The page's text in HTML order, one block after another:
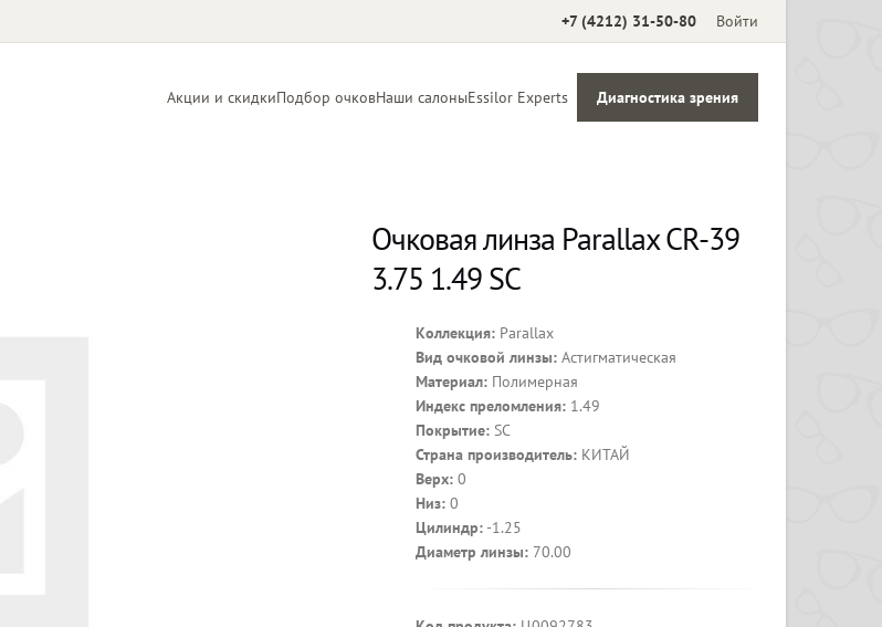
+7 (4212) 31-50-80 Войти
Акции и скидкиПодбор очковНаши салоныEssilor Experts Диагностика зрения
Очковая линза Parallax CR-39
3.75 1.49 SC
Коллекция: Parallax
Вид очковой линзы: Астигматическая
Материал: Полимерная
Индекс преломления: 1.49
Покрытие: SC
Страна производитель: КИТАЙ
Верх: 0
Низ: 0
Цилиндр:-1.25
Диаметр линзы: 70.00